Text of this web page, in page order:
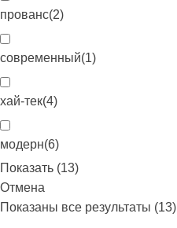
прованс(2)
современный(1)
хай-тек(4)
модерн(6)
Показать (13)
Отмена
Показаны все результаты (13)